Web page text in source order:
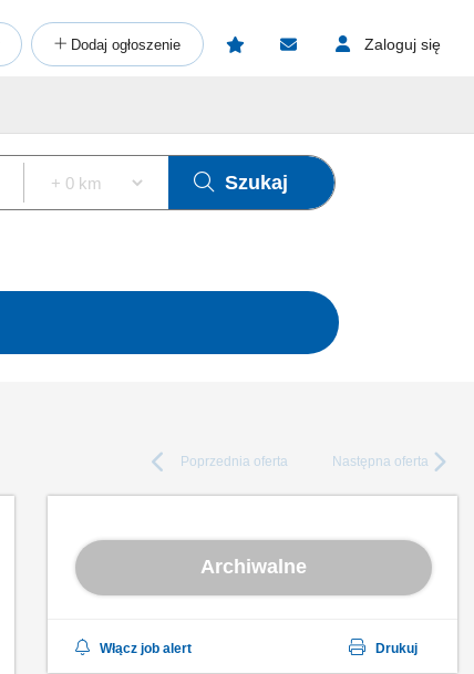
Dodaj ogłoszenie Zaloguj się
Szukaj
Poprzednia oferta Następna oferta
Archiwalne
Włącz job alert Drukuj